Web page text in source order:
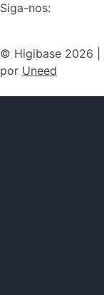
Siga-nos:
© Higibase 2026 |
por Uneed